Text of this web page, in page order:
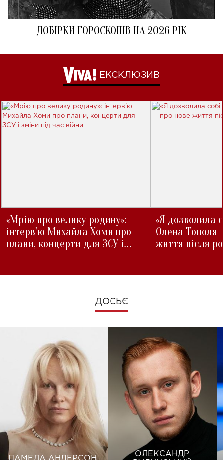
ДОБІРКИ ГОРОСКОПІВ НА 2026 РІК
ЕКСКЛЮЗИВ
«Мрію про велику родину»:
інтерв'ю Михайла Хоми про
плани, концерти для ЗСУ і
«Я дозволила
Олена Тополя
життя після
ДОСЬЄ
ПАМЕЛА АНДЕРСОН
ОЛЕКСАНДР